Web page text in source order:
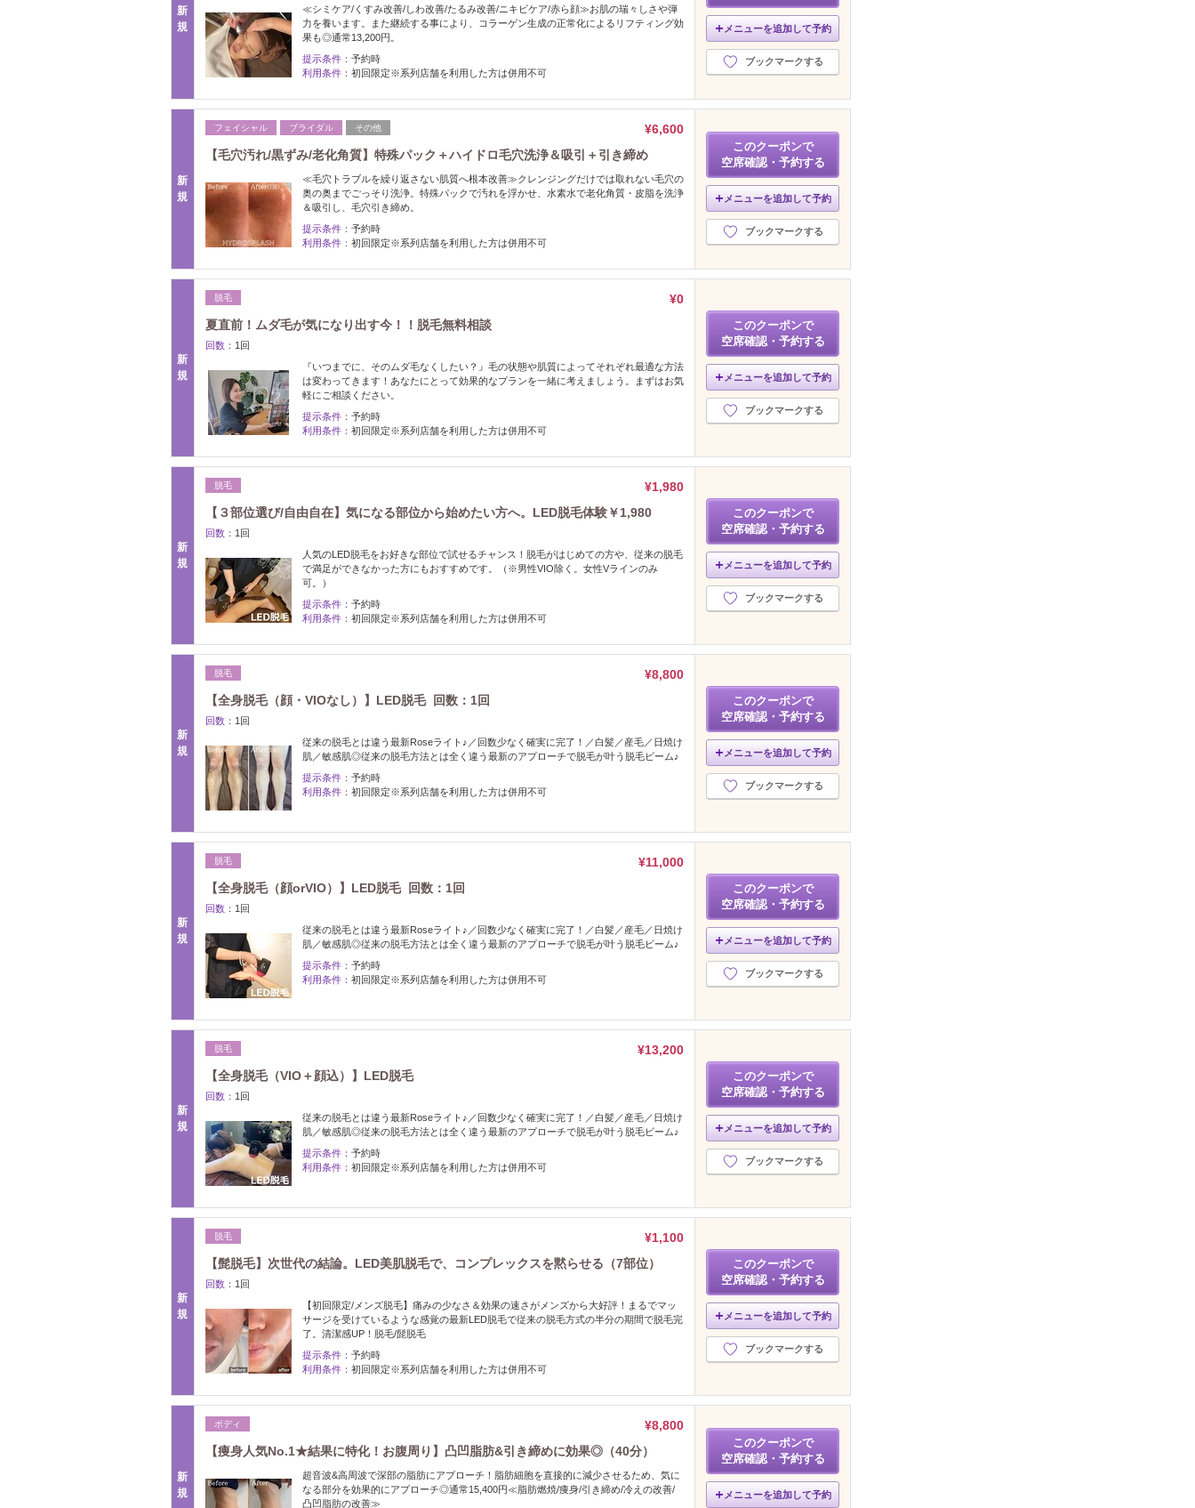
新
規
≪シミケア/くすみ改善/しわ改善/たるみ改善/ニキビケア/赤ら顔≫お肌の瑞々しさや弾
力を養います。また継続する事により、コラーゲン生成の正常化によるリフティング効
果も◎通常13,200円。
提示条件： 予約時
利用条件： 初回限定※系列店舗を利用した方は併用不可
メニューを追加して予約
ブックマークする
新
規
フェイシャル ブライダル その他
¥6,600
【毛穴汚れ/黒ずみ/老化角質】特殊パック＋ハイドロ毛穴洗浄＆吸引＋引き締め
≪毛穴トラブルを繰り返さない肌質へ根本改善≫クレンジングだけでは取れない毛穴の
奥の奥までごっそり洗浄。特殊パックで汚れを浮かせ、水素水で老化角質・皮脂を洗浄
＆吸引し、毛穴引き締め。
提示条件： 予約時
利用条件： 初回限定※系列店舗を利用した方は併用不可
このクーポンで
空席確認・予約する
メニューを追加して予約
ブックマークする
新
規
脱毛
¥0
夏直前！ムダ毛が気になり出す今！！脱毛無料相談
回数： 1回
『いつまでに、そのムダ毛なくしたい？』毛の状態や肌質によってそれぞれ最適な方法
は変わってきます！あなたにとって効果的なプランを一緒に考えましょう。まずはお気
軽にご相談ください。
提示条件： 予約時
利用条件： 初回限定※系列店舗を利用した方は併用不可
このクーポンで
空席確認・予約する
メニューを追加して予約
ブックマークする
新
規
脱毛
¥1,980
【３部位選び/自由自在】気になる部位から始めたい方へ。LED脱毛体験￥1,980
回数： 1回
人気のLED脱毛をお好きな部位で試せるチャンス！脱毛がはじめての方や、従来の脱毛
で満足ができなかった方にもおすすめです。（※男性VIO除く。女性Vラインのみ
可。）
提示条件： 予約時
利用条件： 初回限定※系列店舗を利用した方は併用不可
このクーポンで
空席確認・予約する
メニューを追加して予約
ブックマークする
新
規
脱毛
¥8,800
【全身脱毛（顔・VIOなし）】LED脱毛 回数：1回
回数： 1回
従来の脱毛とは違う最新Roseライト♪／回数少なく確実に完了！／白髪／産毛／日焼け
肌／敏感肌◎従来の脱毛方法とは全く違う最新のアプローチで脱毛が叶う脱毛ビーム♪
提示条件： 予約時
利用条件： 初回限定※系列店舗を利用した方は併用不可
このクーポンで
空席確認・予約する
メニューを追加して予約
ブックマークする
新
規
脱毛
¥11,000
【全身脱毛（顔orVIO）】LED脱毛 回数：1回
回数： 1回
従来の脱毛とは違う最新Roseライト♪／回数少なく確実に完了！／白髪／産毛／日焼け
肌／敏感肌◎従来の脱毛方法とは全く違う最新のアプローチで脱毛が叶う脱毛ビーム♪
提示条件： 予約時
利用条件： 初回限定※系列店舗を利用した方は併用不可
このクーポンで
空席確認・予約する
メニューを追加して予約
ブックマークする
新
規
脱毛
¥13,200
【全身脱毛（VIO＋顔込）】LED脱毛
回数： 1回
従来の脱毛とは違う最新Roseライト♪／回数少なく確実に完了！／白髪／産毛／日焼け
肌／敏感肌◎従来の脱毛方法とは全く違う最新のアプローチで脱毛が叶う脱毛ビーム♪
提示条件： 予約時
利用条件： 初回限定※系列店舗を利用した方は併用不可
このクーポンで
空席確認・予約する
メニューを追加して予約
ブックマークする
新
規
脱毛
¥1,100
【髭脱毛】次世代の結論。LED美肌脱毛で、コンプレックスを黙らせる（7部位）
回数： 1回
【初回限定/メンズ脱毛】痛みの少なさ＆効果の速さがメンズから大好評！まるでマッ
サージを受けているような感覚の最新LED脱毛で従来の脱毛方式の半分の期間で脱毛完
了。清潔感UP！脱毛/髭脱毛
提示条件： 予約時
利用条件： 初回限定※系列店舗を利用した方は併用不可
このクーポンで
空席確認・予約する
メニューを追加して予約
ブックマークする
新
規
ボディ
¥8,800
【痩身人気No.1★結果に特化！お腹周り】凸凹脂肪&引き締めに効果◎（40分）
超音波&高周波で深部の脂肪にアプローチ！脂肪細胞を直接的に減少させるため、気に
なる部分を効果的にアプローチ◎通常15,400円≪脂肪燃焼/痩身/引き締め/冷えの改善/
凸凹脂肪の改善≫
このクーポンで
空席確認・予約する
メニューを追加して予約